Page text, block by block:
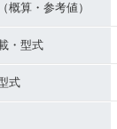
概算・参考値）
・型式
式